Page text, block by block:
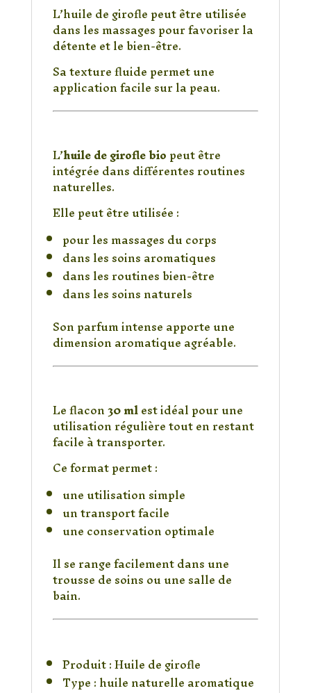
L’huile de girofle peut être utilisée
dans les massages pour favoriser la
détente et le bien-être.
Sa texture fluide permet une
application facile sur la peau.
Une huile adaptée aux
L’huile de girofle biopeut être
intégrée dans différentes routines
naturelles.
Elle peut être utilisée :
pour les massages du corps
dans les soins aromatiques
dans les routines bien-être
dans les soins naturels
Son parfum intense apporte une
dimension aromatique agréable.
Un format pratique de
Le flacon30 mlest idéal pour une
utilisation régulière tout en restant
facile à transporter.
Ce format permet :
une utilisation simple
un transport facile
une conservation optimale
Il se range facilement dans une
trousse de soins ou une salle de
bain.
Caractéristiques du
Produit : Huile de girofle
Type : huile naturelle aromatique